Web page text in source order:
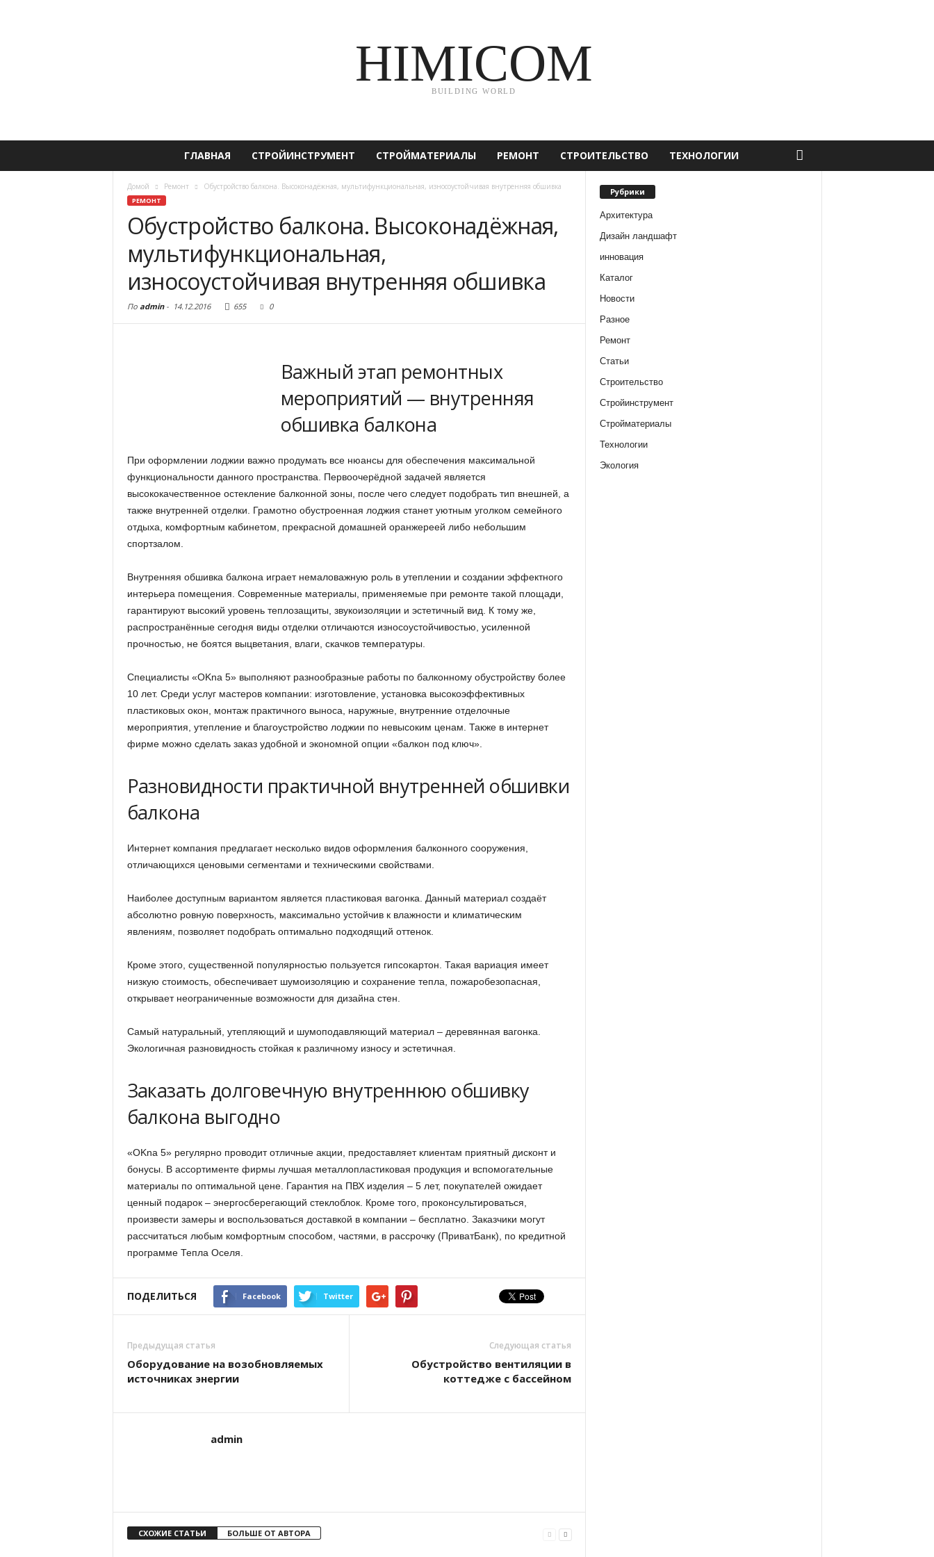
HIMICOM
BUILDING WORLD
ГЛАВНАЯ СТРОЙИНСТРУМЕНТ СТРОЙМАТЕРИАЛЫ РЕМОНТ СТРОИТЕЛЬСТВО ТЕХНОЛОГИИ
Домой Ремонт Обустройство балкона. Высоконадёжная, мультифункциональная, износоустойчивая внутренняя обшивка
РЕМОНТ
Обустройство балкона. Высоконадёжная,
мультифункциональная,
износоустойчивая внутренняя обшивка
По admin- 14.12.2016 655 0
Важный этап ремонтных
мероприятий — внутренняя
обшивка балкона
При оформлении лоджии важно продумать все нюансы для обеспечения максимальной
функциональности данного пространства. Первоочерёдной задачей является
высококачественное остекление балконной зоны, после чего следует подобрать тип внешней, а
также внутренней отделки. Грамотно обустроенная лоджия станет уютным уголком семейного
отдыха, комфортным кабинетом, прекрасной домашней оранжереей либо небольшим
спортзалом.
Внутренняя обшивка балкона играет немаловажную роль в утеплении и создании эффектного
интерьера помещения. Современные материалы, применяемые при ремонте такой площади,
гарантируют высокий уровень теплозащиты, звукоизоляции и эстетичный вид. К тому же,
распространённые сегодня виды отделки отличаются износоустойчивостью, усиленной
прочностью, не боятся выцветания, влаги, скачков температуры.
Специалисты «OKna 5» выполняют разнообразные работы по балконному обустройству более
10 лет. Среди услуг мастеров компании: изготовление, установка высокоэффективных
пластиковых окон, монтаж практичного выноса, наружные, внутренние отделочные
мероприятия, утепление и благоустройство лоджии по невысоким ценам. Также в интернет
фирме можно сделать заказ удобной и экономной опции «балкон под ключ».
Разновидности практичной внутренней обшивки
балкона
Интернет компания предлагает несколько видов оформления балконного сооружения,
отличающихся ценовыми сегментами и техническими свойствами.
Наиболее доступным вариантом является пластиковая вагонка. Данный материал создаёт
абсолютно ровную поверхность, максимально устойчив к влажности и климатическим
явлениям, позволяет подобрать оптимально подходящий оттенок.
Кроме этого, существенной популярностью пользуется гипсокартон. Такая вариация имеет
низкую стоимость, обеспечивает шумоизоляцию и сохранение тепла, пожаробезопасная,
открывает неограниченные возможности для дизайна стен.
Самый натуральный, утепляющий и шумоподавляющий материал – деревянная вагонка.
Экологичная разновидность стойкая к различному износу и эстетичная.
Заказать долговечную внутреннюю обшивку
балкона выгодно
«OKna 5» регулярно проводит отличные акции, предоставляет клиентам приятный дисконт и
бонусы. В ассортименте фирмы лучшая металлопластиковая продукция и вспомогательные
материалы по оптимальной цене. Гарантия на ПВХ изделия – 5 лет, покупателей ожидает
ценный подарок – энергосберегающий стеклоблок. Кроме того, проконсультироваться,
произвести замеры и воспользоваться доставкой в компании – бесплатно. Заказчики могут
рассчитаться любым комфортным способом, частями, в рассрочку (ПриватБанк), по кредитной
программе Тепла Оселя.
ПОДЕЛИТЬСЯ Facebook Twitter
Предыдущая статья
Оборудование на возобновляемых
источниках энергии
Следующая статья
Обустройство вентиляции в
коттедже с бассейном
admin
СХОЖИЕ СТАТЬИ БОЛЬШЕ ОТ АВТОРА
Рубрики
Архитектура
Дизайн ландшафт
инновация
Каталог
Новости
Разное
Ремонт
Статьи
Строительство
Стройинструмент
Стройматериалы
Технологии
Экология